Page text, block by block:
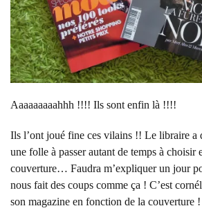
Aaaaaaaaahhh !!!! Ils sont enfin là !!!!
Ils l’ont joué fine ces vilains !! Le libraire a
une folle à passer autant de temps à choisir
couverture… Faudra m’expliquer un jour
nous fait des coups comme ça ! C’est
son magazine en fonction de la couverture !